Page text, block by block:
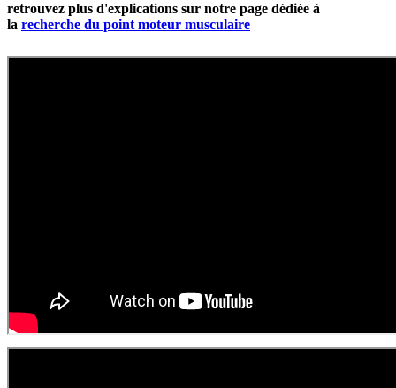
retrouvez plus d'explications sur notre page dédiée à
la recherche du point moteur musculaire